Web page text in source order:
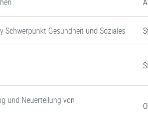
Gesundheit und Soziales
und Neuerteilung von